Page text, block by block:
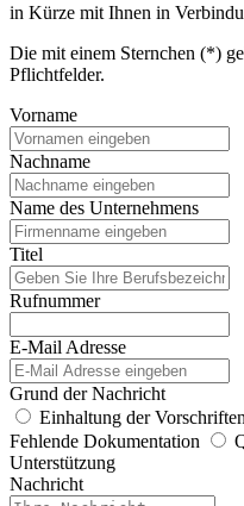
in Kürze mit Ihnen in
Die mit einem Sternchen (*)
Pflichtfelder.
Vorname
Nachname
Name des Unternehmens
Titel
Rufnummer
E-Mail Adresse
Grund der Nachricht
Einhaltung der
Fehlende Dokumentation
Unterstützung
Nachricht